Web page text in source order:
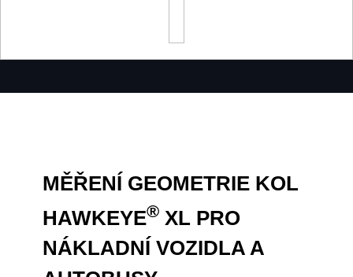
MĚŘENÍ GEOMETRIE KOL
HAWKEYE®XL PRO
NÁKLADNÍ VOZIDLA A